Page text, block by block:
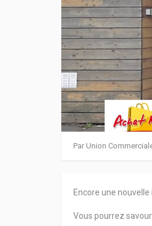
Par Union
Encore une
Vous pourrez